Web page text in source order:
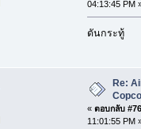
04:13:45 PM
ดันกระทู้
Re:
Copco
« ตอบกลับ
11:01:55 PM